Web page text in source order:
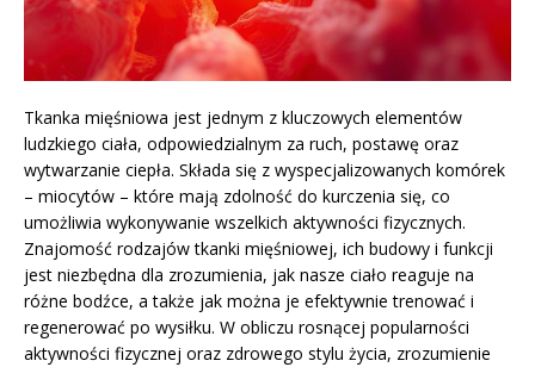
Tkanka mięśniowa jest jednym z kluczowych elementów
ludzkiego ciała, odpowiedzialnym za ruch, postawę oraz
wytwarzanie ciepła. Składa się z wyspecjalizowanych komórek
– miocytów – które mają zdolność do kurczenia się, co
umożliwia wykonywanie wszelkich aktywności fizycznych.
Znajomość rodzajów tkanki mięśniowej, ich budowy i funkcji
jest niezbędna dla zrozumienia, jak nasze ciało reaguje na
różne bodźce, a także jak można je efektywnie trenować i
regenerować po wysiłku. W obliczu rosnącej popularności
aktywności fizycznej oraz zdrowego stylu życia, zrozumienie